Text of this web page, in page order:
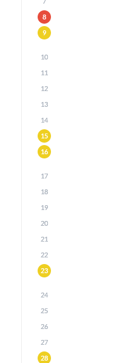
8
9
10
11
12
13
14
15
16
17
18
19
20
21
22
23
24
25
26
27
28